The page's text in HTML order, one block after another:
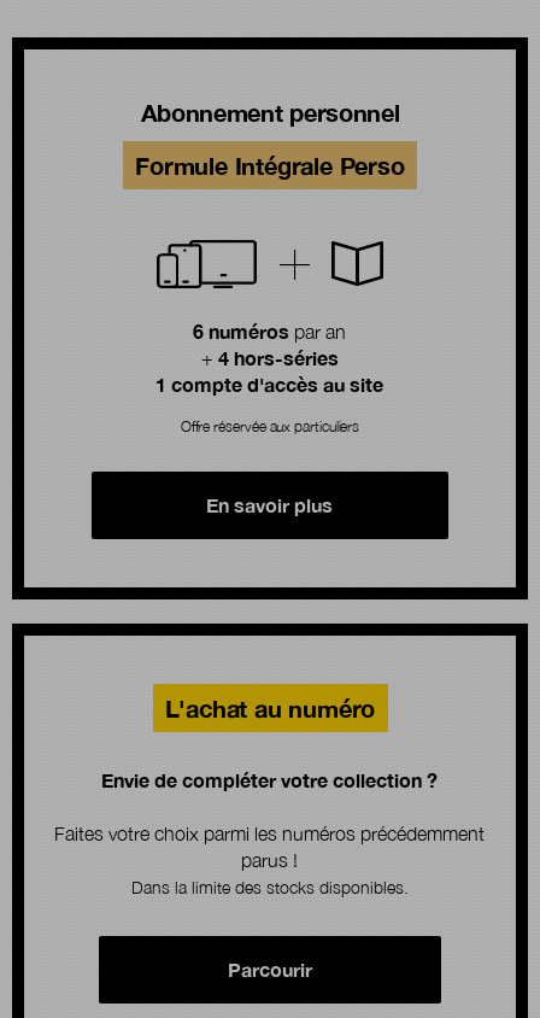
Abonnement personnel
Formule Intégrale Perso
6 numéros par an
+ 4 hors-séries
1 compte d'accès au site
Offre réservée aux particuliers
En savoir plus
L'achat au numéro
Envie de compléter votre collection ?
Faites votre choix parmi les numéros précédemment
parus !
Dans la limite des stocks disponibles.
Parcourir